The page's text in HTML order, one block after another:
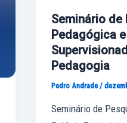
Seminário de
Pedagógica
Pedagogia
Pedro Andrade/
Seminário de